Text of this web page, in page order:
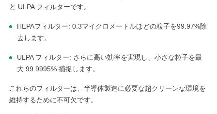
と ULPA フィルターです。
HEPAフィルター: 0.3マイクロメートルほどの粒子を99.97%除
去します。
ULPA フィルター: さらに高い効率を実現し、小さな粒子を最
大 99.9995% 捕捉します。
これらのフィルターは、半導体製造に必要な超クリーンな環境を
維持するために不可欠です。